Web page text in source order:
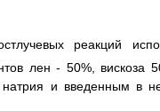
реакций
лен - 50%, вискоза
и введенным в